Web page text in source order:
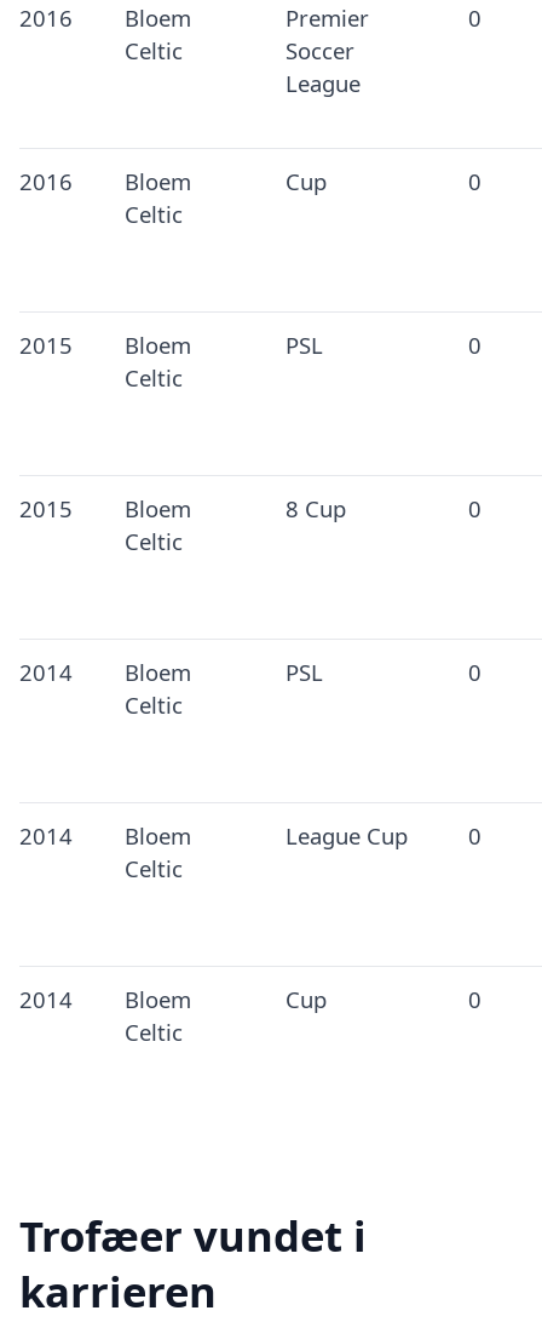
2016
Bloem
Celtic
Premier
Soccer
League
0
2016
Bloem
Celtic
Cup 0
2015
Bloem
Celtic
PSL 0
2015
Bloem
Celtic
8 Cup 0
2014
Bloem
Celtic
PSL 0
2014
Bloem
Celtic
League Cup 0
2014
Bloem
Celtic
Cup 0
Trofæer vundet i
karrieren